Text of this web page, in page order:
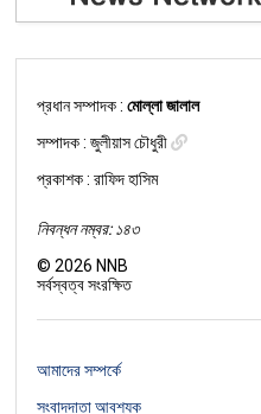
প্রধান সম্পাদক :মোল্লা জালাল
সম্পাদক :জুলীয়াস চৌধুরী
প্রকাশক : রাফিদ হাসিম
নিবন্ধন নম্বর: ১৪৩
©2026 NNB
সর্বস্বত্ব সংরক্ষিত
আমাদের সম্পর্কে
সংবাদদাতা আবশ্যক